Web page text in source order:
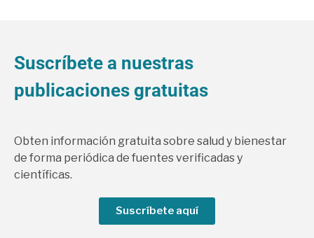
Suscríbete a nuestras
publicaciones gratuitas
Obten información gratuita sobre salud y bienestar
de forma periódica de fuentes verificadas y
científicas.
Suscríbete aquí